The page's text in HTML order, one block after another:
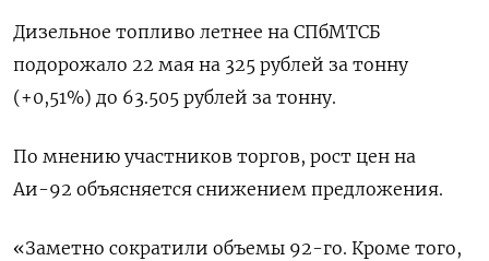
Дизельное топливо летнее на СПбМТСБ
подорожало 22 мая на 325 рублей за тонну
(+0,51%) до 63.505 рублей за тонну.
По мнению участников торгов, рост цен на
Аи-92 объясняется снижением предложения.
«Заметно сократили объемы 92-го. Кроме того,